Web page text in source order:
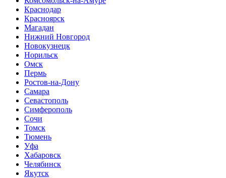
Краснодар
Красноярск
Магадан
Нижний Новгород
Новокузнецк
Норильск
Омск
Пермь
Ростов-на-Дону
Самара
Севастополь
Симферополь
Сочи
Томск
Тюмень
Уфа
Хабаровск
Челябинск
Якутск